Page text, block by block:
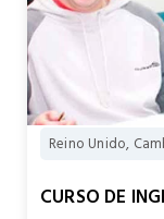
Reino Unido,
CURSO DE